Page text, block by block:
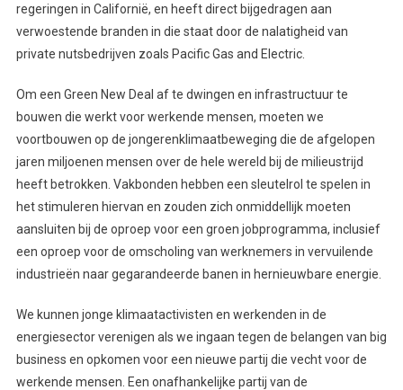
regeringen in Californië, en heeft direct bijgedragen aan
verwoestende branden in die staat door de nalatigheid van
private nutsbedrijven zoals Pacific Gas and Electric.
Om een Green New Deal af te dwingen en infrastructuur te
bouwen die werkt voor werkende mensen, moeten we
voortbouwen op de jongerenklimaatbeweging die de afgelopen
jaren miljoenen mensen over de hele wereld bij de milieustrijd
heeft betrokken. Vakbonden hebben een sleutelrol te spelen in
het stimuleren hiervan en zouden zich onmiddellijk moeten
aansluiten bij de oproep voor een groen jobprogramma, inclusief
een oproep voor de omscholing van werknemers in vervuilende
industrieën naar gegarandeerde banen in hernieuwbare energie.
We kunnen jonge klimaatactivisten en werkenden in de
energiesector verenigen als we ingaan tegen de belangen van big
business en opkomen voor een nieuwe partij die vecht voor de
werkende mensen. Een onafhankelijke partij van de